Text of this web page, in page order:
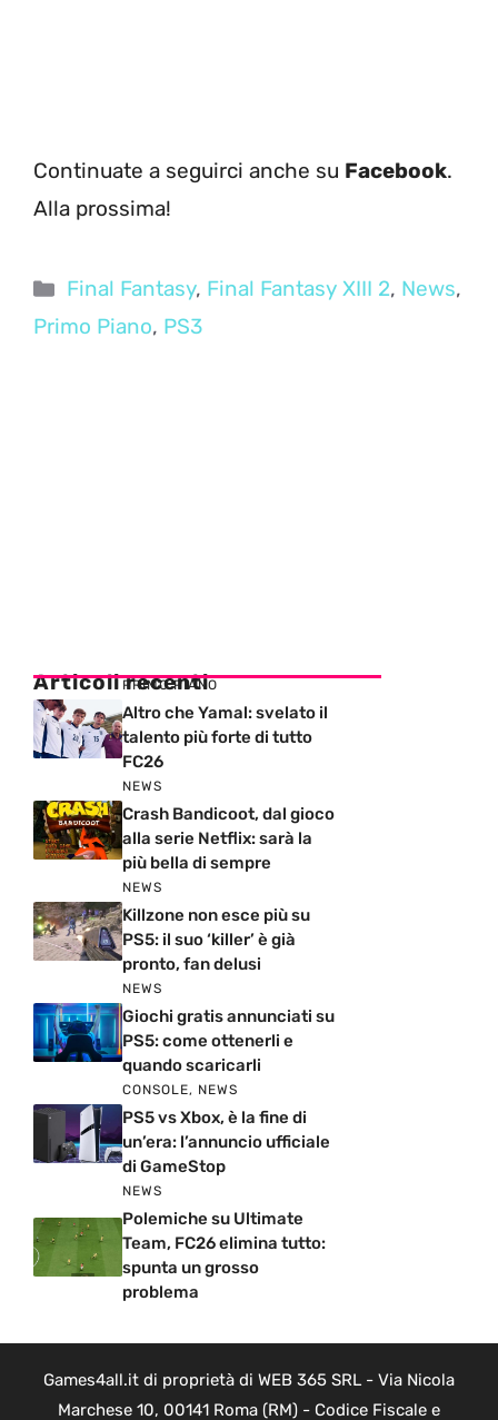
Continuate a seguirci anche su Facebook.
Alla prossima!
Categorie
Final Fantasy, Final Fantasy XIII 2, News,
Primo Piano, PS3
Articoli recenti
PRIMO PIANO
Altro che Yamal: svelato il
talento più forte di tutto
FC26
NEWS
Crash Bandicoot, dal gioco
alla serie Netflix: sarà la
più bella di sempre
NEWS
Killzone non esce più su
PS5: il suo ‘killer’ è già
pronto, fan delusi
NEWS
Giochi gratis annunciati su
PS5: come ottenerli e
quando scaricarli
CONSOLE, NEWS
PS5 vs Xbox, è la fine di
un’era: l’annuncio ufficiale
di GameStop
NEWS
Polemiche su Ultimate
Team, FC26 elimina tutto:
spunta un grosso
problema
Games4all.it di proprietà di WEB 365 SRL - Via Nicola
Marchese 10, 00141 Roma (RM) - Codice Fiscale e